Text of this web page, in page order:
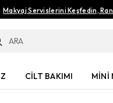
Makyaj Servislerini Keşfedin,
CİLT BAKIMI MİNİ